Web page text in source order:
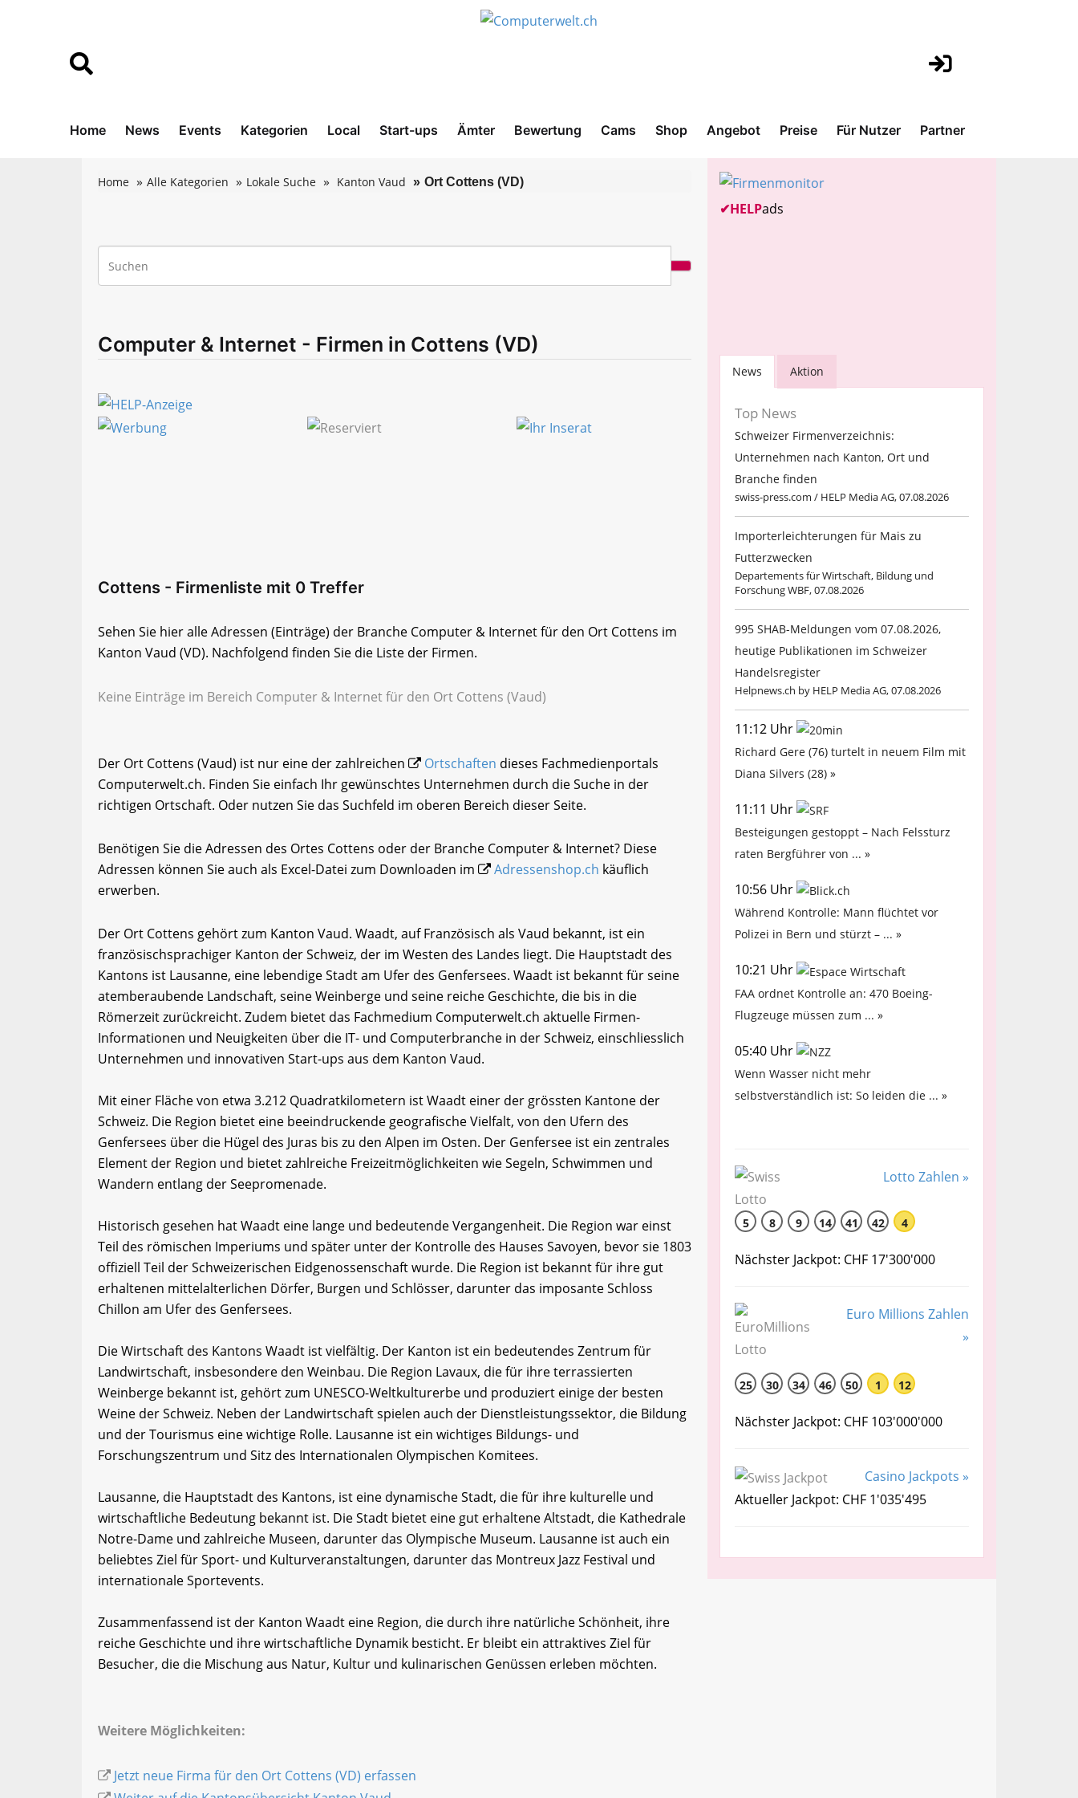
Home News Events Kategorien Local Start-ups Ämter Bewertung Cams Shop Angebot Preise Für Nutzer Partner
Home Alle Kategorien Lokale Suche Kanton Vaud Ort Cottens (VD)
Computer & Internet - Firmen in Cottens (VD)
Cottens - Firmenliste mit 0 Treffer
Sehen Sie hier alle Adressen (Einträge) der Branche Computer & Internet für den Ort Cottens im
Kanton Vaud (VD). Nachfolgend finden Sie die Liste der Firmen.
Keine Einträge im Bereich Computer & Internet für den Ort Cottens (Vaud)
Der Ort Cottens (Vaud) ist nur eine der zahlreichen Ortschaften dieses Fachmedienportals
Computerwelt.ch. Finden Sie einfach Ihr gewünschtes Unternehmen durch die Suche in der
richtigen Ortschaft. Oder nutzen Sie das Suchfeld im oberen Bereich dieser Seite.
Benötigen Sie die Adressen des Ortes Cottens oder der Branche Computer & Internet? Diese
Adressen können Sie auch als Excel-Datei zum Downloaden im
Adressenshop.ch käuflich
erwerben.
Der Ort Cottens gehört zum Kanton Vaud. Waadt, auf Französisch als Vaud bekannt, ist ein
französischsprachiger Kanton der Schweiz, der im Westen des Landes liegt. Die Hauptstadt des
Kantons ist Lausanne, eine lebendige Stadt am Ufer des Genfersees. Waadt ist bekannt für seine
atemberaubende Landschaft, seine Weinberge und seine reiche Geschichte, die bis in die
Römerzeit zurückreicht. Zudem bietet das Fachmedium Computerwelt.ch aktuelle Firmen-
Informationen und Neuigkeiten über die IT- und Computerbranche in der Schweiz, einschliesslich
Unternehmen und innovativen Start-ups aus dem Kanton Vaud.
Mit einer Fläche von etwa 3.212 Quadratkilometern ist Waadt einer der grössten Kantone der
Schweiz. Die Region bietet eine beeindruckende geografische Vielfalt, von den Ufern des
Genfersees über die Hügel des Juras bis zu den Alpen im Osten. Der Genfersee ist ein zentrales
Element der Region und bietet zahlreiche Freizeitmöglichkeiten wie Segeln, Schwimmen und
Wandern entlang der Seepromenade.
Historisch gesehen hat Waadt eine lange und bedeutende Vergangenheit. Die Region war einst
Teil des römischen Imperiums und später unter der Kontrolle des Hauses Savoyen, bevor sie 1803
offiziell Teil der Schweizerischen Eidgenossenschaft wurde. Die Region ist bekannt für ihre gut
erhaltenen mittelalterlichen Dörfer, Burgen und Schlösser, darunter das imposante Schloss
Chillon am Ufer des Genfersees.
Die Wirtschaft des Kantons Waadt ist vielfältig. Der Kanton ist ein bedeutendes Zentrum für
Landwirtschaft, insbesondere den Weinbau. Die Region Lavaux, die für ihre terrassierten
Weinberge bekannt ist, gehört zum UNESCO-Weltkulturerbe und produziert einige der besten
Weine der Schweiz. Neben der Landwirtschaft spielen auch der Dienstleistungssektor, die Bildung
und der Tourismus eine wichtige Rolle. Lausanne ist ein wichtiges Bildungs- und
Forschungszentrum und Sitz des Internationalen Olympischen Komitees.
Lausanne, die Hauptstadt des Kantons, ist eine dynamische Stadt, die für ihre kulturelle und
wirtschaftliche Bedeutung bekannt ist. Die Stadt bietet eine gut erhaltene Altstadt, die Kathedrale
Notre-Dame und zahlreiche Museen, darunter das Olympische Museum. Lausanne ist auch ein
beliebtes Ziel für Sport- und Kulturveranstaltungen, darunter das Montreux Jazz Festival und
internationale Sportevents.
Zusammenfassend ist der Kanton Waadt eine Region, die durch ihre natürliche Schönheit, ihre
reiche Geschichte und ihre wirtschaftliche Dynamik besticht. Er bleibt ein attraktives Ziel für
Besucher, die die Mischung aus Natur, Kultur und kulinarischen Genüssen erleben möchten.
Weitere Möglichkeiten:
Jetzt neue Firma für den Ort Cottens (VD) erfassen
✔HELPads
News Aktion
Top News
Schweizer Firmenverzeichnis:
Unternehmen nach Kanton, Ort und
Branche finden
swiss-press.com / HELP Media AG, 07.08.2026
Importerleichterungen für Mais zu
Futterzwecken
Departements für Wirtschaft, Bildung und
Forschung WBF, 07.08.2026
995 SHAB-Meldungen vom 07.08.2026,
heutige Publikationen im Schweizer
Handelsregister
Helpnews.ch by HELP Media AG, 07.08.2026
11:12 Uhr
Richard Gere (76) turtelt in neuem Film mit
Diana Silvers (28) »
11:11 Uhr
Besteigungen gestoppt – Nach Felssturz
raten Bergführer von ... »
10:56 Uhr
Während Kontrolle: Mann flüchtet vor
Polizei in Bern und stürzt – ... »
10:21 Uhr
FAA ordnet Kontrolle an: 470 Boeing-
Flugzeuge müssen zum ... »
05:40 Uhr
Wenn Wasser nicht mehr
selbstverständlich ist: So leiden die ... »
Lotto Zahlen »
5 8 9 14 41 42 4
Nächster Jackpot: CHF 17'300'000
Euro Millions Zahlen
»
25 30 34 46 50 1 12
Nächster Jackpot: CHF 103'000'000
Casino Jackpots »
Aktueller Jackpot: CHF 1'035'495